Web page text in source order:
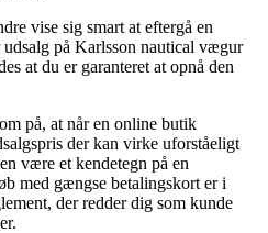
vise sig smart at eftergå en
på Karlsson nautical vægur
at du er garanteret at opnå den
på, at når en online butik
der kan virke uforståeligt
være et kendetegn på en
med gængse betalingskort er i
der redder dig som kunde